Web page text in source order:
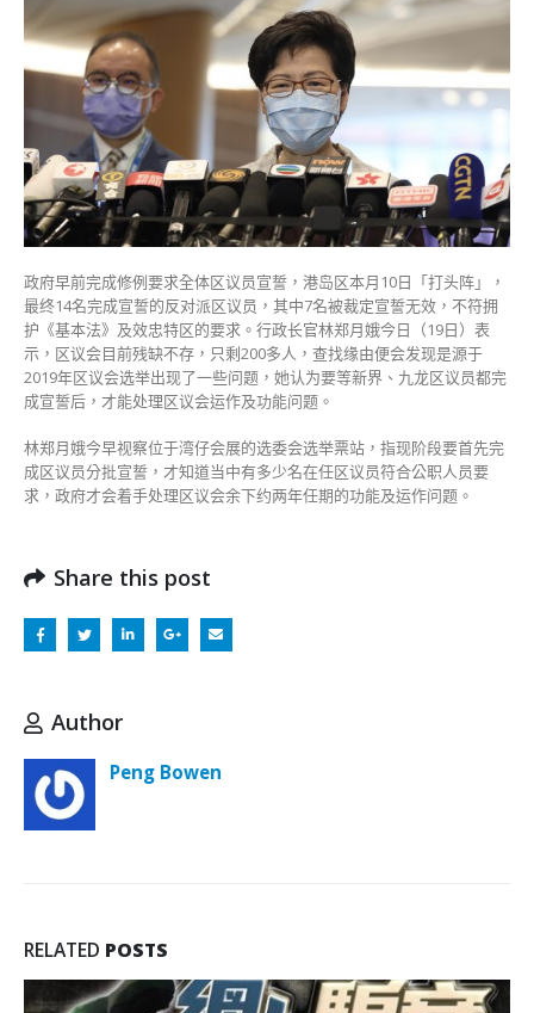
区
出
宣
誓
后
将
处
理
职
能
问
题〉
中
政府早前完成修例要求全体区议员宣誓，港岛区本月10日「打头阵」，
最终14名完成宣誓的反对派区议员，其中7名被裁定宣誓无效，不符拥
护《基本法》及效忠特区的要求。行政长官林郑月娥今日（19日）表
示，区议会目前残缺不存，只剩200多人，查找缘由便会发现是源于
2019年区议会选举出现了一些问题，她认为要等新界、九龙区议员都完
成宣誓后，才能处理区议会运作及功能问题。
林郑月娥今早视察位于湾仔会展的选委会选举票站，指现阶段要首先完
成区议员分批宣誓，才知道当中有多少名在任区议员符合公职人员要
求，政府才会着手处理区议会余下约两年任期的功能及运作问题。
Share this post
Author
Peng Bowen
RELATED POSTS